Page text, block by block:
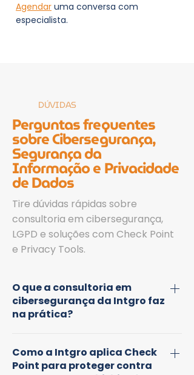
Agendar uma conversa com
especialista.
DÚVIDAS
Perguntas frequentes
sobre Cibersegurança,
Segurança da
Informação e Privacidade
de Dados
Tire dúvidas rápidas sobre
consultoria em cibersegurança,
LGPD e soluções com Check Point
e Privacy Tools.
O que a consultoria em
cibersegurança da Intgro faz
na prática?
da informação, definimos prioridades e
implementamos controles (ex.: Zero
Como a Intgro aplica Check
Point para proteger contra